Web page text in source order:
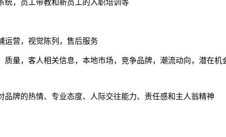
统，员工带教和新员工的入职培训等
运营，视觉陈列，售后服务
量，客人相关信息，本地市场，竞争品牌，潮流动向，潜在机
牌的热情、专业态度、人际交往能力、责任感和主人翁精神